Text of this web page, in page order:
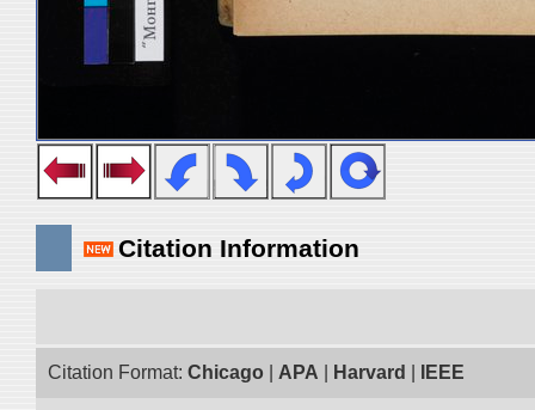
Citation Information
Citation Format: Chicago APA Harvard IEEE